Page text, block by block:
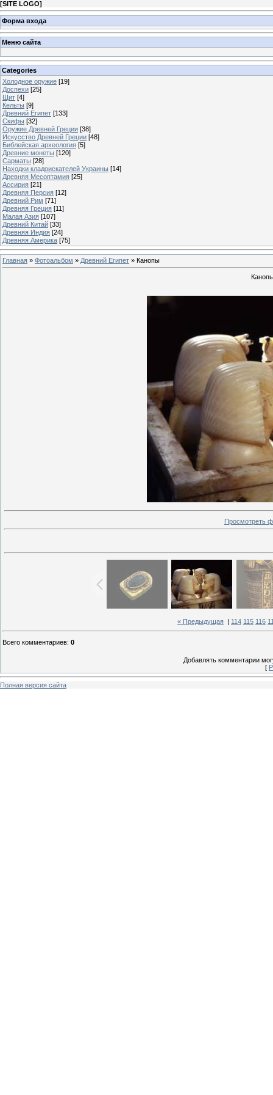
[SITE LOGO]
Форма входа
Меню сайта
Categories
Холодное оружие [19]
Доспехи [25]
Щит [4]
Кельты [9]
Древний Египет [133]
Скифы [32]
Оружие Древней Греции [38]
Искусство Древней Греции [48]
Библейская археология [5]
Древние монеты [120]
Сарматы [28]
Находки кладоискателей Украины [14]
Древняя Месоптамия [25]
Ассирия [21]
Древняя Персия [12]
Древний Рим [71]
Древняя Греция [11]
Малая Азия [107]
Древний Китай [33]
Древняя Индия [24]
Древняя Америка [75]
Главная » Фотоальбом » Древний Египет » Канопы
Просмотреть
« Предыдущая 114 115 116
Всего комментариев: 0
Добавлять комментарии
[
Полная версия сайта